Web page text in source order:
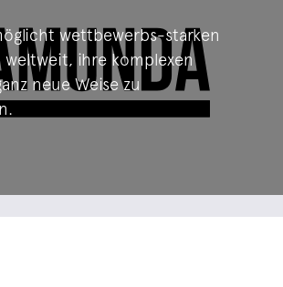
wettbewerbs-starken
ihre komplexen
neue Weise zu